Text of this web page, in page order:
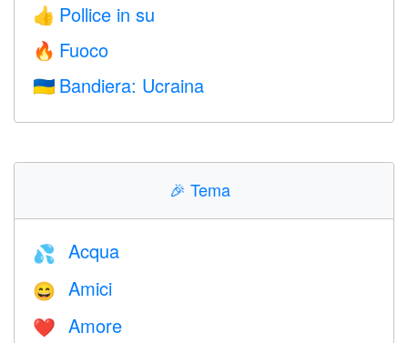
👍 Pollice in su
🔥 Fuoco
🇺🇦 Bandiera: Ucraina
🎉 Tema
💦 Acqua
😄 Amici
❤️️ Amore